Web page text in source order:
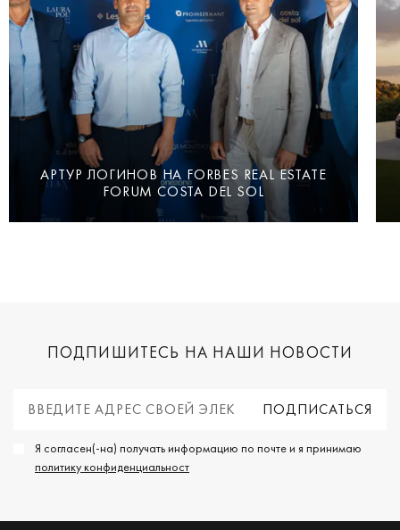
АРТУР ЛОГИНОВ НА FORBES REAL ESTATE
FORUM COSTA DEL SOL
ПОДПИШИТЕСЬ НА НАШИ НОВОСТИ
Я согласен(-на) получать информацию по почте и я принимаю
политику конфиденциальност